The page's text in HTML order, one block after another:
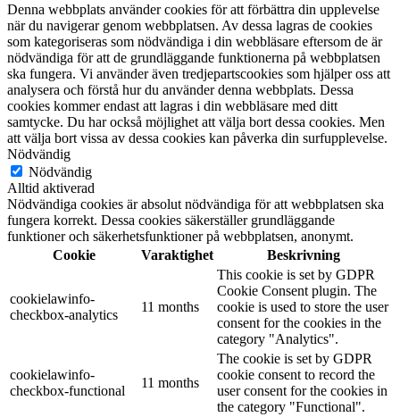
Denna webbplats använder cookies för att förbättra din upplevelse
när du navigerar genom webbplatsen. Av dessa lagras de cookies
som kategoriseras som nödvändiga i din webbläsare eftersom de är
nödvändiga för att de grundläggande funktionerna på webbplatsen
ska fungera. Vi använder även tredjepartscookies som hjälper oss att
analysera och förstå hur du använder denna webbplats. Dessa
cookies kommer endast att lagras i din webbläsare med ditt
samtycke. Du har också möjlighet att välja bort dessa cookies. Men
att välja bort vissa av dessa cookies kan påverka din surfupplevelse.
Nödvändig
Nödvändig
Alltid aktiverad
Nödvändiga cookies är absolut nödvändiga för att webbplatsen ska
fungera korrekt. Dessa cookies säkerställer grundläggande
funktioner och säkerhetsfunktioner på webbplatsen, anonymt.
Cookie
Varaktighet Beskrivning
cookielawinfo-
checkbox-analytics
11 months
This cookie is set by GDPR
Cookie Consent plugin. The
cookie is used to store the user
consent for the cookies in the
category "Analytics".
cookielawinfo-
checkbox-functional
11 months
The cookie is set by GDPR
cookie consent to record the
user consent for the cookies in
the category "Functional".